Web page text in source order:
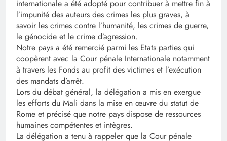
internationale a été adopté pour contribuer à mettre fin à
l’impunité des auteurs des crimes les plus graves, à
savoir les crimes contre l’humanité, les crimes de guerre,
le génocide et le crime d’agression.
Notre pays a été remercié parmi les Etats parties qui
coopèrent avec la Cour pénale Internationale notamment
à travers les Fonds au profit des victimes et l’exécution
des mandats d’arrêt.
Lors du débat général, la délégation a mis en exergue
les efforts du Mali dans la mise en œuvre du statut de
Rome et précisé que notre pays dispose de ressources
humaines compétentes et intègres.
La délégation a tenu à rappeler que la Cour pénale